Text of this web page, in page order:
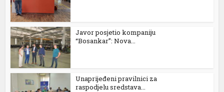
Javor posjetio kompaniju
“Bosankar”: Nova...
Unaprijeđeni pravilnici za
raspodjelu sredstava...